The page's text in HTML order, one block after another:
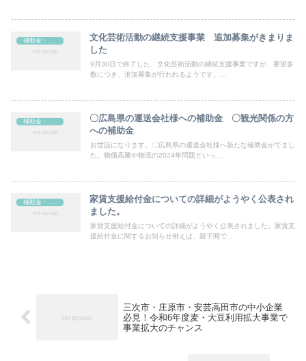
補助金・助成金
文化芸術活動の継続支援事業 追加募集がきまりま
した
9月30日で終了した、文化芸術活動の継続支援事業ですが、要望多
数につき、追加募集が行われるようです。...
補助金・助成金
〇広島県の運送会社様への補助金 〇観光関係の方
への補助金
お世話になります。〇広島県の運送会社様へ新たな補助金がでまし
た。物価高騰や物流の2024年問題といっ...
補助金・助成金
家賃支援給付金についての詳細がようやく公表され
ました。
家賃支援給付金についての詳細がようやく公表されました。家賃支
援給付金に関するお知らせ例えば、親子間で...
三次市・庄原市・安芸高田市の中小企業
必見！令和6年度麦・大豆利用拡大事業で
事業拡大のチャンス